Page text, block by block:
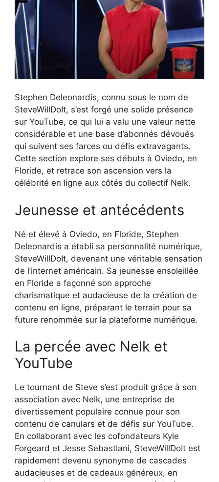
Stephen Deleonardis, connu sous le nom de
SteveWillDoIt, s’est forgé une solide présence
sur YouTube, ce qui lui a valu une valeur nette
considérable et une base d’abonnés dévoués
qui suivent ses farces ou défis extravagants.
Cette section explore ses débuts à Oviedo, en
Floride, et retrace son ascension vers la
célébrité en ligne aux côtés du collectif Nelk.
Jeunesse et antécédents
Né et élevé à Oviedo, en Floride, Stephen
Deleonardis a établi sa personnalité numérique,
SteveWillDoIt, devenant une véritable sensation
de l’internet américain. Sa jeunesse ensoleillée
en Floride a façonné son approche
charismatique et audacieuse de la création de
contenu en ligne, préparant le terrain pour sa
future renommée sur la plateforme numérique.
La percée avec Nelk et
YouTube
Le tournant de Steve s’est produit grâce à son
association avec Nelk, une entreprise de
divertissement populaire connue pour son
contenu de canulars et de défis sur YouTube.
En collaborant avec les cofondateurs Kyle
Forgeard et Jesse Sebastiani, SteveWillDoIt est
rapidement devenu synonyme de cascades
audacieuses et de cadeaux généreux, en